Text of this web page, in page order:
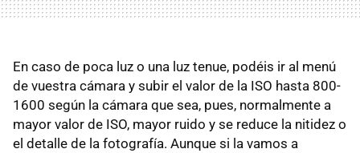
En caso de poca luz o una luz tenue, podéis ir al menú
de vuestra cámara y subir el valor de la ISO hasta 800-
1600 según la cámara que sea, pues, normalmente a
mayor valor de ISO, mayor ruido y se reduce la nitidez o
el detalle de la fotografía. Aunque si la vamos a